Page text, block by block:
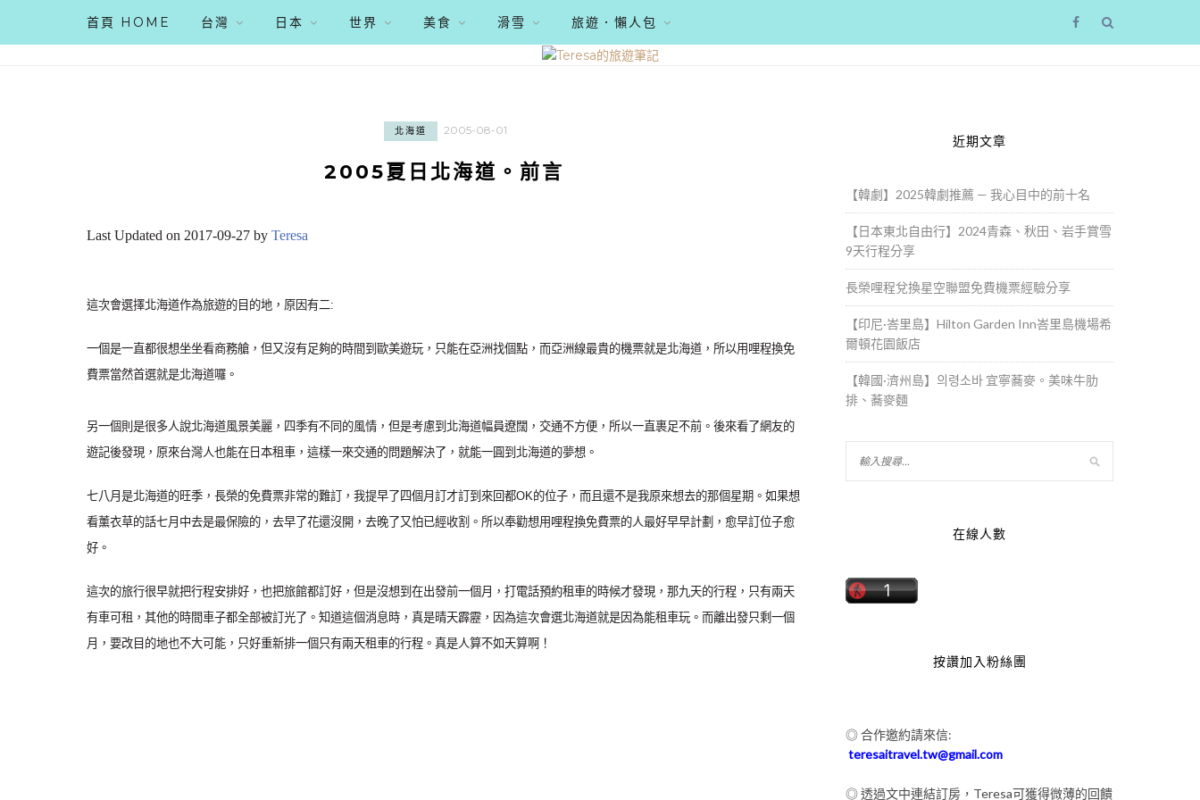
首頁 HOME 台灣 日本 世界 美食 滑雪 旅遊．懶人包
北海道 2005-08-01
2005夏日北海道。前言
Last Updated on 2017-09-27 by Teresa
這次會選擇北海道作為旅遊的目的地，原因有二:
一個是一直都很想坐坐看商務艙，但又沒有足夠的時間到歐美遊玩，只能在亞洲找個點，而亞洲線最貴的機票就是北海道，所以用哩程換免
費票當然首選就是北海道囉。
另一個則是很多人說北海道風景美麗，四季有不同的風情，但是考慮到北海道幅員遼闊，交通不方便，所以一直裹足不前。後來看了網友的
遊記後發現，原來台灣人也能在日本租車，這樣一來交通的問題解決了，就能一圓到北海道的夢想。
七八月是北海道的旺季，長榮的免費票非常的難訂，我提早了四個月訂才訂到來回都OK的位子，而且還不是我原來想去的那個星期。如果想
看薰衣草的話七月中去是最保險的，去早了花還沒開，去晚了又怕已經收割。所以奉勸想用哩程換免費票的人最好早早計劃，愈早訂位子愈
好。
這次的旅行很早就把行程安排好，也把旅館都訂好，但是沒想到在出發前一個月，打電話預約租車的時候才發現，那九天的行程，只有兩天
有車可租，其他的時間車子都全部被訂光了。知道這個消息時，真是晴天霹靂，因為這次會選北海道就是因為能租車玩。而離出發只剩一個
月，要改目的地也不大可能，只好重新排一個只有兩天租車的行程。真是人算不如天算啊！
近期文章
【韓劇】2025韓劇推薦 — 我心目中的前十名
【日本東北自由行】2024青森、秋田、岩手賞雪
9天行程分享
長榮哩程兌換星空聯盟免費機票經驗分享
【印尼·峇里島】Hilton Garden Inn峇里島機場希
爾頓花園飯店
【韓國·濟州島】의령소바 宜寧蕎麥。美味牛肋
排、蕎麥麵
在線人數
按讚加入粉絲團
◎ 合作邀約請來信:
teresaitravel.tw@gmail.com
◎ 透過文中連結訂房，Teresa可獲得微薄的回饋